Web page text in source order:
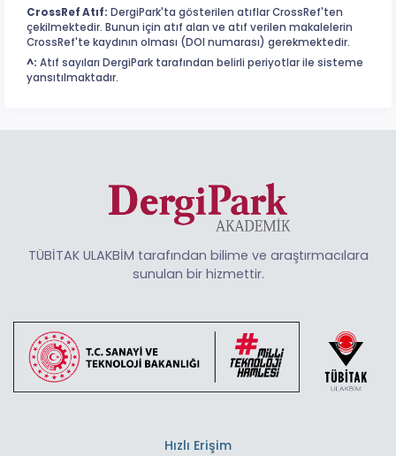
CrossRef Atıf: DergiPark'ta gösterilen atıflar CrossRef'ten
çekilmektedir. Bunun için atıf alan ve atıf verilen makalelerin
CrossRef'te kaydının olması (DOI numarası) gerekmektedir.
^: Atıf sayıları DergiPark tarafından belirli periyotlar ile sisteme
yansıtılmaktadır.
TÜBİTAK ULAKBİM tarafından bilime ve araştırmacılara
sunulan bir hizmettir.
Hızlı Erişim